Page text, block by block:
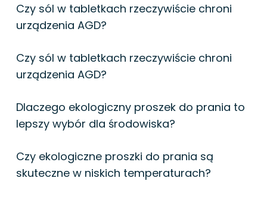
Czy sól w tabletkach rzeczywiście chroni
urządzenia AGD?
Czy sól w tabletkach rzeczywiście chroni
urządzenia AGD?
Dlaczego ekologiczny proszek do prania to
lepszy wybór dla środowiska?
Czy ekologiczne proszki do prania są
skuteczne w niskich temperaturach?